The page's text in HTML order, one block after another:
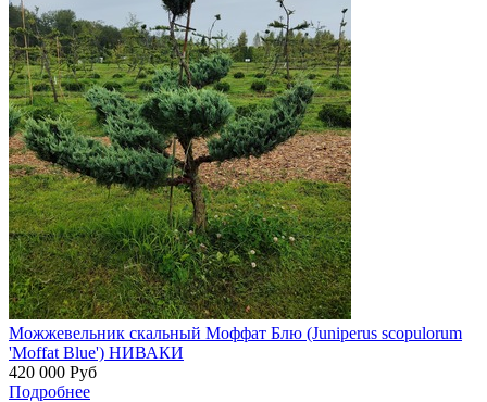
Можжевельник скальный Моффат Блю (Juniperus scopulorum
'Moffat Blue') НИВАКИ
420 000 Руб
Подробнее